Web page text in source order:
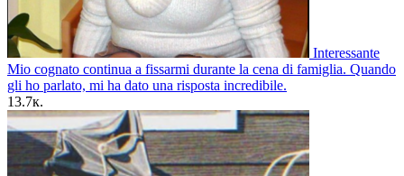
Interessante
Mio cognato continua a fissarmi durante la cena di famiglia. Quando
gli ho parlato, mi ha dato una risposta incredibile.
13.7к.